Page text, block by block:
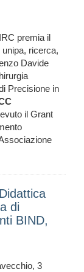
premia il
ricerca,
Davide
Precisione in
il Grant
di
BIND,
3